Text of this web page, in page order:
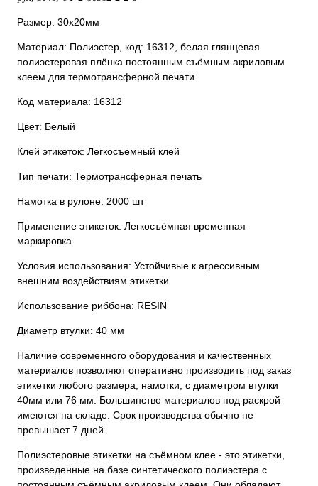
Размер: 30х20мм
Материал: Полиэстер, код: 16312, белая глянцевая
полиэстеровая плёнка постоянным съёмным акриловым
клеем для термотрансферной печати.
Код материала: 16312
Цвет: Белый
Клей этикеток: Легкосъёмный клей
Тип печати: Термотрансферная печать
Намотка в рулоне: 2000 шт
Применение этикеток: Легкосъёмная временная
маркировка
Условия использования: Устойчивые к агрессивным
внешним воздействиям этикетки
Использование риббона: RESIN
Диаметр втулки: 40 мм
Наличие современного оборудования и качественных
материалов позволяют оперативно производить под заказ
этикетки любого размера, намотки, с диаметром втулки
40мм или 76 мм. Большинство материалов под раскрой
имеются на складе. Срок производства обычно не
превышает 7 дней.
Полиэстеровые этикетки на съёмном клее - это этикетки,
произведенные на базе синтетического полиэстера с